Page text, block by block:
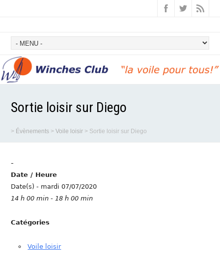
Sortie loisir sur Diego
> Évènements >Voile loisir > Sortie loisir sur Diego
-
Date / Heure
Date(s) - mardi 07/07/2020
14 h 00 min - 18 h 00 min
Catégories
Voile loisir